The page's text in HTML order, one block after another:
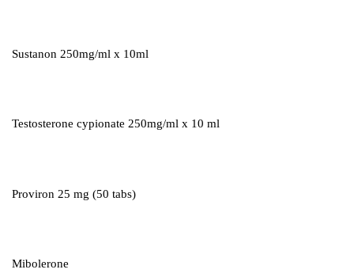
Sustanon 250mg/ml x 10ml
Testosterone cypionate 250mg/ml x 10 ml
Proviron 25 mg (50 tabs)
Mibolerone